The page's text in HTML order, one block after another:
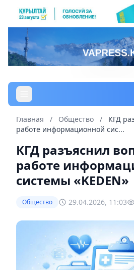
Главная / Общество /
КГД
работе информационной сис...
КГД разъяснил
работе
системы «KEDEN»
Общество 29.04.2026, 11:03